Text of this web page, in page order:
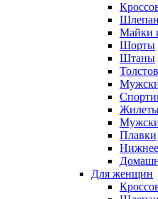
Майки
Шорты
Штаны
Плавки
Нижнее
Для женщин